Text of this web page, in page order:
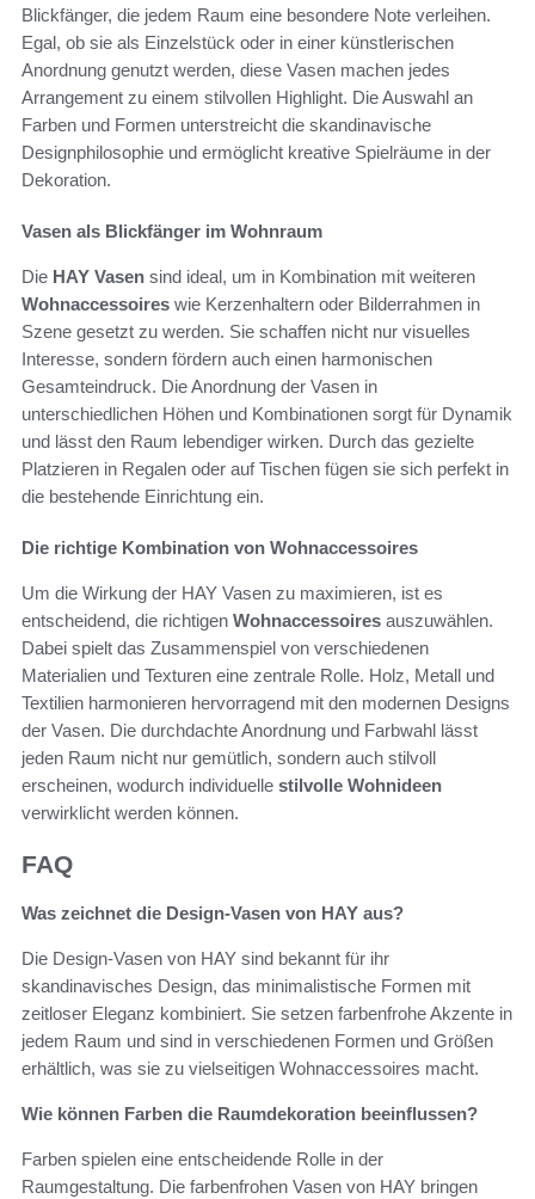
Blickfänger, die jedem Raum eine besondere Note verleihen.
Egal, ob sie als Einzelstück oder in einer künstlerischen
Anordnung genutzt werden, diese Vasen machen jedes
Arrangement zu einem stilvollen Highlight. Die Auswahl an
Farben und Formen unterstreicht die skandinavische
Designphilosophie und ermöglicht kreative Spielräume in der
Dekoration.
Vasen als Blickfänger im Wohnraum
Die HAY Vasen sind ideal, um in Kombination mit weiteren
Wohnaccessoires wie Kerzenhaltern oder Bilderrahmen in
Szene gesetzt zu werden. Sie schaffen nicht nur visuelles
Interesse, sondern fördern auch einen harmonischen
Gesamteindruck. Die Anordnung der Vasen in
unterschiedlichen Höhen und Kombinationen sorgt für Dynamik
und lässt den Raum lebendiger wirken. Durch das gezielte
Platzieren in Regalen oder auf Tischen fügen sie sich perfekt in
die bestehende Einrichtung ein.
Die richtige Kombination von Wohnaccessoires
Um die Wirkung der HAY Vasen zu maximieren, ist es
entscheidend, die richtigen Wohnaccessoires auszuwählen.
Dabei spielt das Zusammenspiel von verschiedenen
Materialien und Texturen eine zentrale Rolle. Holz, Metall und
Textilien harmonieren hervorragend mit den modernen Designs
der Vasen. Die durchdachte Anordnung und Farbwahl lässt
jeden Raum nicht nur gemütlich, sondern auch stilvoll
erscheinen, wodurch individuelle stilvolle Wohnideen
verwirklicht werden können.
FAQ
Was zeichnet die Design-Vasen von HAY aus?
Die Design-Vasen von HAY sind bekannt für ihr
skandinavisches Design, das minimalistische Formen mit
zeitloser Eleganz kombiniert. Sie setzen farbenfrohe Akzente in
jedem Raum und sind in verschiedenen Formen und Größen
erhältlich, was sie zu vielseitigen Wohnaccessoires macht.
Wie können Farben die Raumdekoration beeinflussen?
Farben spielen eine entscheidende Rolle in der
Raumgestaltung. Die farbenfrohen Vasen von HAY bringen